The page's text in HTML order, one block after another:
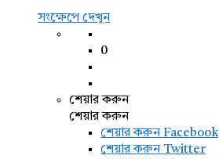
সংক্ষেপে দেখুন
0
শেয়ার করুন
শেয়ার করুন
শেয়ার করুনFacebook
শেয়ার করুন Twitter